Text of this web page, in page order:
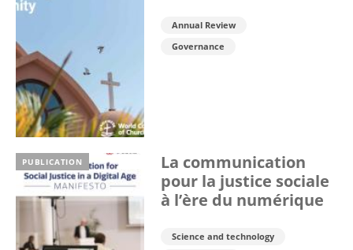
Annual Review
Governance
PUBLICATION
La communication
pour la justice sociale
à l’ère du numérique
Science and technology